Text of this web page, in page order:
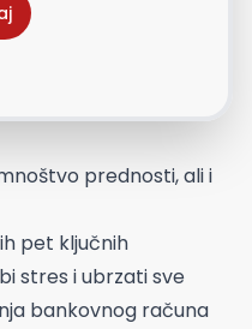
prednosti, ali i
pet ključnih
stres i ubrzati sve
bankovnog računa